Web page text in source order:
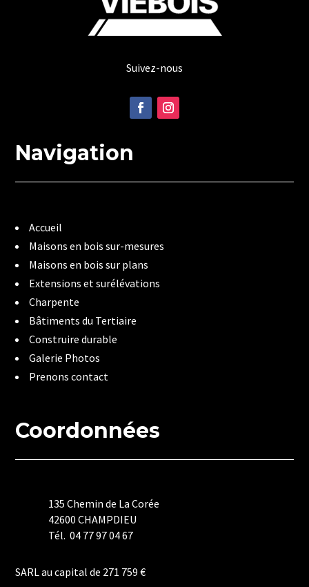
Suivez-nous
Navigation
Accueil
Maisons en bois sur-mesures
Maisons en bois sur plans
Extensions et surélévations
Charpente
Bâtiments du Tertiaire
Construire durable
Galerie Photos
Prenons contact
Coordonnées
135 Chemin de La Corée
42600 CHAMPDIEU
Tél. 04 77 97 04 67
SARL au capital de 271 759 €
Politique de Confidentialité